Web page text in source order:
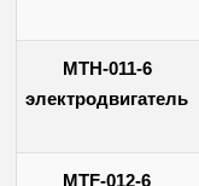
МТН-011-6
электродвигатель
MTF-012-6